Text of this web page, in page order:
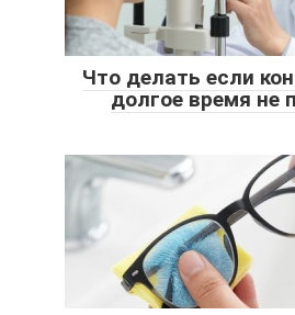
Что делать если
долгое время не